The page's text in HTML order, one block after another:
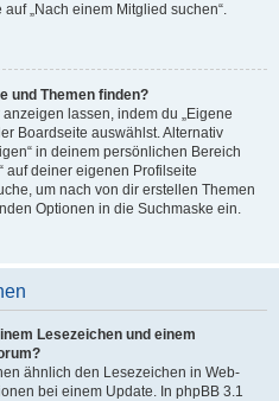
„Nach einem Mitglied suchen“.
und Themen finden?
lassen, indem du „Eigene
Boardseite auswählst. Alternativ
in deinem persönlichen Bereich
auf deiner eigenen Profilseite
um nach von dir erstellen Themen
Optionen in die Suchmaske ein.
Lesezeichen und einem
ähnlich den Lesezeichen in Web-
bei einem Update. In phpBB 3.1